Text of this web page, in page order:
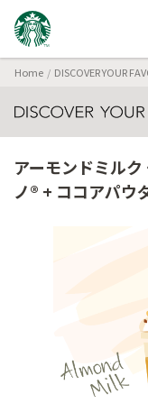
Home DISCOVER YOUR
アーモンドミル
ノ® + ココアパウ